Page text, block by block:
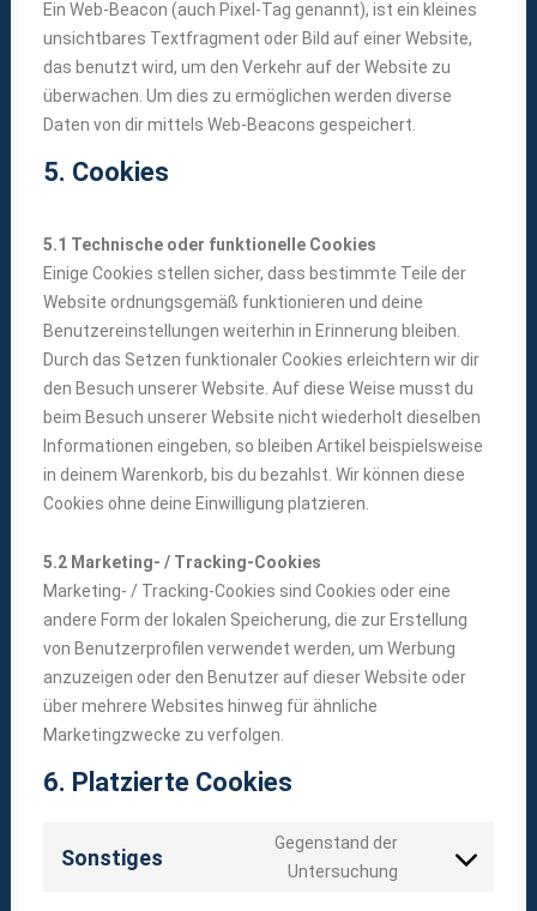
Ein Web-Beacon (auch Pixel-Tag genannt), ist ein kleines
unsichtbares Textfragment oder Bild auf einer Website,
das benutzt wird, um den Verkehr auf der Website zu
überwachen. Um dies zu ermöglichen werden diverse
Daten von dir mittels Web-Beacons gespeichert.
5. Cookies
5.1 Technische oder funktionelle Cookies
Einige Cookies stellen sicher, dass bestimmte Teile der
Website ordnungsgemäß funktionieren und deine
Benutzereinstellungen weiterhin in Erinnerung bleiben.
Durch das Setzen funktionaler Cookies erleichtern wir dir
den Besuch unserer Website. Auf diese Weise musst du
beim Besuch unserer Website nicht wiederholt dieselben
Informationen eingeben, so bleiben Artikel beispielsweise
in deinem Warenkorb, bis du bezahlst. Wir können diese
Cookies ohne deine Einwilligung platzieren.
5.2 Marketing- / Tracking-Cookies
Marketing- / Tracking-Cookies sind Cookies oder eine
andere Form der lokalen Speicherung, die zur Erstellung
von Benutzerprofilen verwendet werden, um Werbung
anzuzeigen oder den Benutzer auf dieser Website oder
über mehrere Websites hinweg für ähnliche
Marketingzwecke zu verfolgen.
6. Platzierte Cookies
Sonstiges
Gegenstand der
Untersuchung
Consent